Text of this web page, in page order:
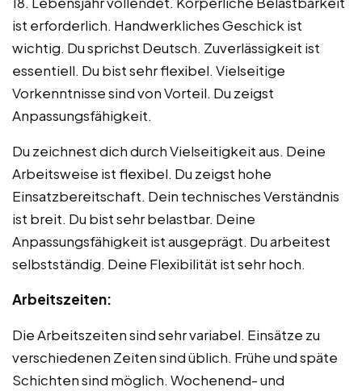
ist erforderlich. Handwerkliches Geschick ist
wichtig. Du sprichst Deutsch. Zuverlässigkeit ist
essentiell. Du bist sehr flexibel. Vielseitige
Vorkenntnisse sind von Vorteil. Du zeigst
Anpassungsfähigkeit.
Du zeichnest dich durch Vielseitigkeit aus. Deine
Arbeitsweise ist flexibel. Du zeigst hohe
Einsatzbereitschaft. Dein technisches Verständnis
ist breit. Du bist sehr belastbar. Deine
Anpassungsfähigkeit ist ausgeprägt. Du arbeitest
selbstständig. Deine Flexibilität ist sehr hoch.
Arbeitszeiten:
Die Arbeitszeiten sind sehr variabel. Einsätze zu
verschiedenen Zeiten sind üblich. Frühe und späte
Schichten sind möglich. Wochenend- und